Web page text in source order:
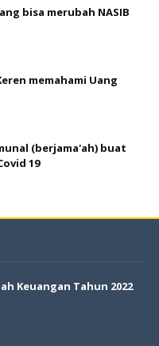
bisa merubah NASIB
memahami Uang
(berjama'ah) buat
19
Keuangan Tahun 2022